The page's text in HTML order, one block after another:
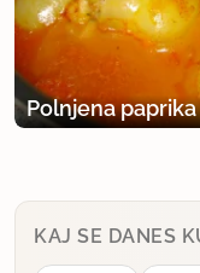
lp goga
uporabno
Polnjena
KAJ SE DANES